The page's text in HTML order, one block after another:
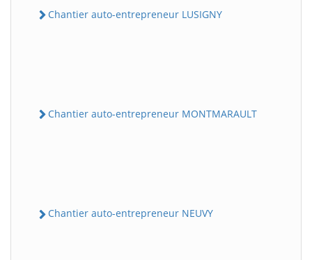
Chantier auto-entrepreneur LUSIGNY
Chantier auto-entrepreneur MONTMARAULT
Chantier auto-entrepreneur NEUVY